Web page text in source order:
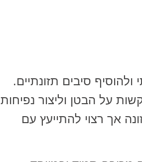
ולהוסיף סיבים תזונתיים.
על הבטן וליצור נפיחות
אך רצוי להתייעץ עם